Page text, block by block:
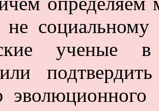
социальному
ученые
эволюционного